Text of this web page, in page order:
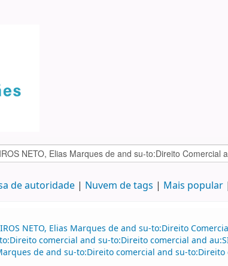
de autoridade Nuvem de tags Mais popular
NETO, Elias Marques de and su-to:Direito
comercial and su-to:Direito comercial and
de and su-to:Direito comercial and su-